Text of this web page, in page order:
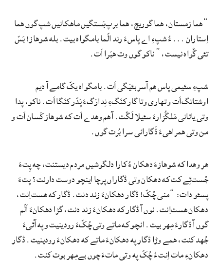
”هما زمستان، هما گوریچ، هما برپ‌بَستگیں ماهکانیں شپ گوں هما
اِستاران … ءُ شپءِ اے پاسءَ رند الّما بامگواه بیت. بله شوهاز! بَسّ
تئی گْواه نیست،“ ناکو گوں وت هبَرا اَت.
شپءِ سئیمی پاس هم آسر بئیَگی اَت. بامگواه یکّ گامے آ دیم
اوشتاتگ‌اَت و تهاری وتا گار کنَگءِ نِدارَگءَ پَدّر کنَگا اَت. ناکو، پدا
وتی یاتانی مَلگُزارءَ سئیلا لَگّت. آ هم وهدے اَت که شوهاز کَسان اَت و
من وتی همراهیءَ ڈَگارانی سرا بُرت گوں.
هر وهدا که شوهازءَ دهکان ءُ کارا دلگوشیں مردم دیستنت، چه پِتءَ
جُست‌ئِے کت که دهکان وتی ڈگاراں پرچا اینچو دوست دارنت؟ پتءَ
پسئو دات: ”منی چُکّ! ڈگار دهکانءَ زند دنت. ڈگار که هست‌اِنت،
دهکان هست‌اِنت. نوں آ ڈگار که دهکانءَ زند دنت، گڑا دهکانءَ اَلّم
گوں آ ڈگارءَ مِهر بیت. انچو که ماتے وتی چُکّءَ رودینیت و په آئیءَ
جُهد کنت، همے وڑا ڈگار په دهکانءَ ماتے که دهکانءَ رودینیت. ڈگار
دهکانءِ مات اِنت ءُ چُکّ په وتی ماتءَ چوں بےمِهر بوت کنت.